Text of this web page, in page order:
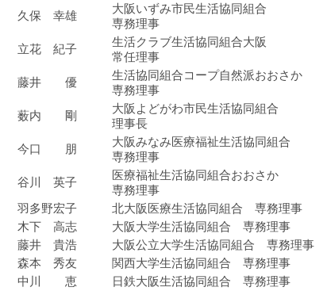
久保 幸雄
大阪いずみ市民生活協同組合
専務理事
立花 紀子
生活クラブ生活協同組合大阪
常任理事
藤井 優
生活協同組合コープ自然派おおさか
専務理事
薮内 剛
大阪よどがわ市民生活協同組合
理事長
今口 朋
大阪みなみ医療福祉生活協同組合
専務理事
谷川 英子
医療福祉生活協同組合おおさか
専務理事
羽多野宏子
北大阪医療生活協同組合 専務理事
木下 高志
大阪大学生活協同組合 専務理事
藤井 貴浩
大阪公立大学生活協同組合 専務理事
森本 秀友
関西大学生活協同組合 専務理事
中川 恵
日鉄大阪生活協同組合 専務理事